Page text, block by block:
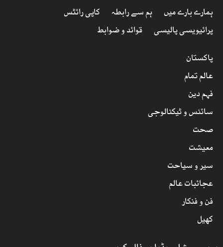
ہمارے بارے میں ہم سے رابطہ
کاپی رائٹس
پرائیویسی پالیسی
قوائد و ضوابط
پاکستان
عالم تمام
فہم دین
سائنس و ٹیکنالوجی
صحت
معیشت
سیر و سیاحت
عجائبات عالم
فن و فنکار
کھیل